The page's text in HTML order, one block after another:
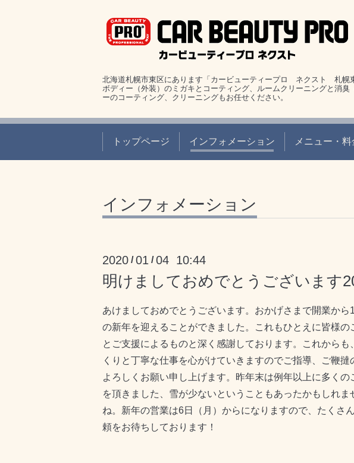
北海道札幌市東区にあります「カービューティープロ ネクスト 札幌
ボディー（外装）のミガキとコーティング、ルームクリーニングと消
ーのコーティング、クリーニングもお任せください。
トップページ インフォメーション メニュー・料
インフォメーション
2020 /01 /04 10:44
明けましておめでとうございます
あけましておめでとうございます。おかげさまで開業から
の新年を迎えることができました。これもひとえに皆様の
とご支援によるものと深く感謝しております。これからも
くりと丁寧な仕事を心がけていきますのでご指導、ご鞭撻
よろしくお願い申し上げます。昨年末は例年以上に多くの
を頂きました、雪が少ないということもあったかもしれま
ね。新年の営業は6日（月）からになりますので、たくさ
頼をお待ちしております！